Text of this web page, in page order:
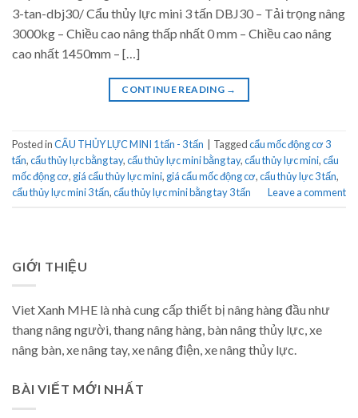
3-tan-dbj30/ Cẩu thủy lực mini 3 tấn DBJ30 – Tải trọng nâng
3000kg – Chiều cao nâng thấp nhất 0 mm – Chiều cao nâng
cao nhất 1450mm – […]
CONTINUE READING →
Posted inCẨU THỦY LỰC MINI 1 tấn - 3 tấn Taggedcẩu mốc động cơ 3
tấn,cẩu thủy lực bằng tay,cẩu thủy lực mini bằng tay,cẩu thủy lực mini,cẩu
mốc động cơ, giá cẩu thủy lực mini, giá cẩu mốc động cơ,cẩu thủy lực 3 tấn,
cẩu thủy lực mini 3 tấn,cẩu thủy lực mini bằng tay 3 tấn Leave a comment
GIỚI THIỆU
Viet Xanh MHE là nhà cung cấp thiết bị nâng hàng đầu như
thang nâng người, thang nâng hàng, bàn nâng thủy lực, xe
nâng bàn, xe nâng tay, xe nâng điện, xe nâng thủy lực.
BÀI VIẾT MỚI NHẤT